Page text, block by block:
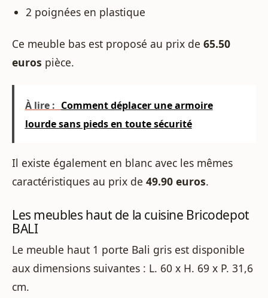
2 poignées en plastique
Ce meuble bas est proposé au prix de 65.50
euros pièce.
À lire : Comment déplacer une armoire
lourde sans pieds en toute sécurité
Il existe également en blanc avec les mêmes
caractéristiques au prix de 49.90 euros.
Les meubles haut de la cuisine Bricodepot
BALI
Le meuble haut 1 porte Bali gris est disponible
aux dimensions suivantes : L. 60 x H. 69 x P. 31,6
cm.